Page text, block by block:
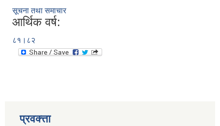
सूचना तथा समाचार
आर्थिक वर्ष:
८१।८२
प्रवक्त्ता